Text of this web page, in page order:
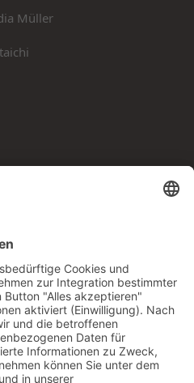
Müller
tun, tun wir auch für
für andere tun, tun wir